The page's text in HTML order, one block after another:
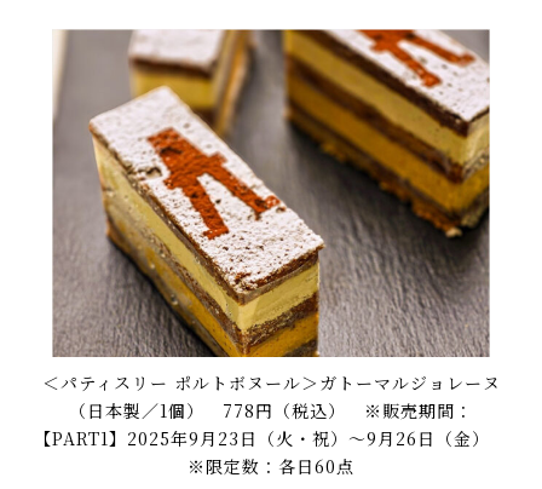
＜パティスリー ポルトボヌール＞ガトーマルジョレーヌ
（日本製／1個） 778円（税込） ※販売期間：
【PART1】2025年9月23日（火・祝）〜9月26日（金）
※限定数：各日60点